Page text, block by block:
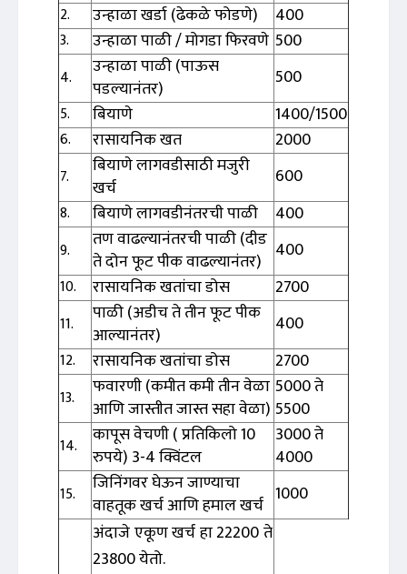
2. उन्हाळा खर्डा (ढेकळे फोडणे) 400
3. उन्हाळा पाळी / मोगडा फिरवणे 500
4.
उन्हाळा पाळी (पाऊस
पडल्यानंतर)
500
5. बियाणे 1400/1500
6. रासायनिक खत 2000
7.
बियाणे लागवडीसाठी मजुरी
खर्च
600
8. बियाणे लागवडीनंतरची पाळी 400
9.
तण वाढल्यानंतरची पाळी (दीड
ते दोन फूट पीक वाढल्यानंतर) 400
10. रासायनिक खतांचा डोस 2700
11.
पाळी (अडीच ते तीन फूट पीक
आल्यानंतर)
400
12. रासायनिक खतांचा डोस 2700
13.
फवारणी (कमीत कमी तीन वेळा
आणि जास्तीत जास्त सहा वेळा)
5000 ते
5500
14.
कापूस वेचणी ( प्रतिकिलो 10
रुपये) 3-4 क्विंटल
3000 ते
4000
15.
जिनिंगवर घेऊन जाण्याचा
वाहतूक खर्च आणि हमाल खर्च 1000
अंदाजे एकूण खर्च हा 22200 ते
23800 येतो.